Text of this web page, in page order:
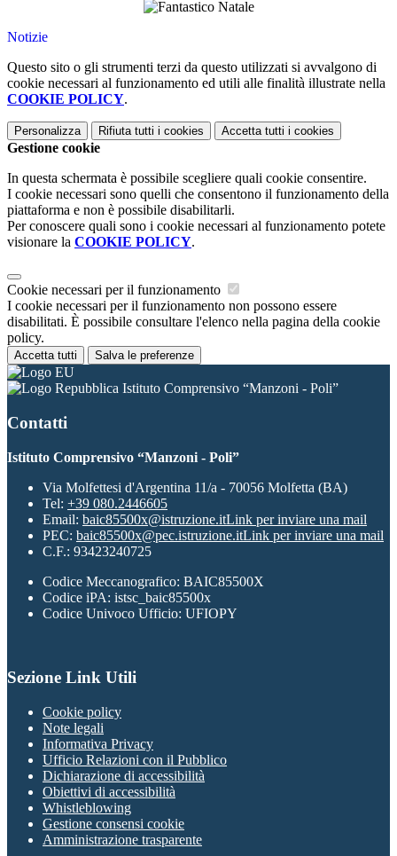
Notizie
Questo sito o gli strumenti terzi da questo utilizzati si avvalgono di
cookie necessari al funzionamento ed utili alle finalità illustrate nella
COOKIE POLICY.
Personalizza Rifiuta tutti i cookies Accetta tutti i cookies
Gestione cookie
In questa schermata è possibile scegliere quali cookie consentire.
I cookie necessari sono quelli che consentono il funzionamento della
piattaforma e non è possibile disabilitarli.
Per conoscere quali sono i cookie necessari al funzionamento potete
visionare la COOKIE POLICY.
Cookie necessari per il funzionamento
I cookie necessari per il funzionamento non possono essere
disabilitati. È possibile consultare l'elenco nella pagina della cookie
policy.
Accetta tutti Salva le preferenze
Istituto Comprensivo “Manzoni - Poli”
Contatti
Istituto Comprensivo “Manzoni - Poli”
Via Molfettesi d'Argentina 11/a - 70056 Molfetta (BA)
Tel: +39 080.2446605
Email: baic85500x@istruzione.itLink per inviare una mail
PEC: baic85500x@pec.istruzione.itLink per inviare una mail
C.F.: 93423240725
Codice Meccanografico: BAIC85500X
Codice iPA: istsc_baic85500x
Codice Univoco Ufficio: UFIOPY
Sezione Link Utili
Cookie policy
Note legali
Informativa Privacy
Ufficio Relazioni con il Pubblico
Dichiarazione di accessibilità
Obiettivi di accessibilità
Whistleblowing
Gestione consensi cookie
Amministrazione trasparente